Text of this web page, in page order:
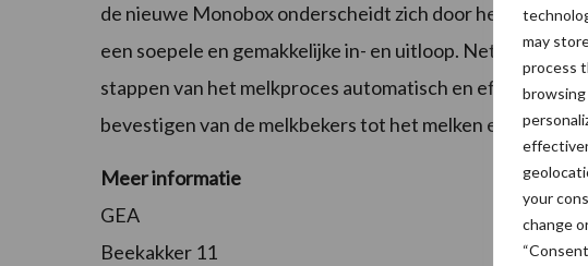
may
process
your
change
de nieuwe Monobox onderscheidt zich door het
een soepele en gemakkelijke in- en uitloop. Net als bij de
stappen van het melkproces automatisch en efficiënt
bevestigen van de melkbekers tot het melken en dippen.
Meer informatie
GEA
Beekakker 11